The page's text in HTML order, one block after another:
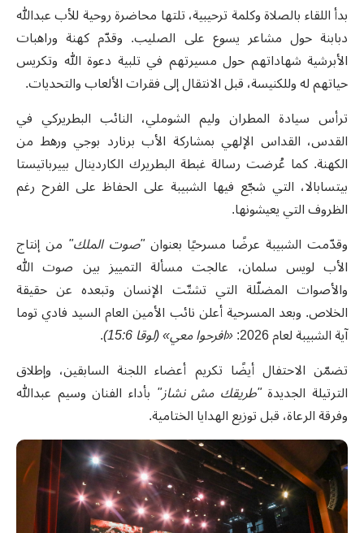
بدأ اللقاء بالصلاة وكلمة ترحيبية، تلتها محاضرة روحية للأب عبدالله
دبابنة حول مشاعر يسوع على الصليب. وقدّم كهنة وراهبات
الأبرشية شهاداتهم حول مسيرتهم في تلبية دعوة الله وتكريس
حياتهم له وللكنيسة، قبل الانتقال إلى فقرات الألعاب والتحديات.
ترأس سيادة المطران وليم الشوملي، النائب البطريركي في
القدس، القداس الإلهي بمشاركة الأب برنارد بوجي ورهط من
الكهنة. كما عُرضت رسالة غبطة البطريرك الكاردينال بييرباتيستا
بيتسابالا، التي شجّع فيها الشبيبة على الحفاظ على الفرح رغم
الظروف التي يعيشونها.
وقدّمت الشبيبة عرضًا مسرحيًا بعنوان"صوت الملك" من إنتاج
الأب لويس سلمان، عالجت مسألة التمييز بين صوت الله
والأصوات المضلّلة التي تشتّت الإنسان وتبعده عن حقيقة
الخلاص. وبعد المسرحية أعلن نائب الأمين العام السيد فادي توما
آية الشبيبة لعام 2026:
«افرحوا معي» (لوقا 15:6)
.
تضمّن الاحتفال أيضًا تكريم أعضاء اللجنة السابقين، وإطلاق
الترتيلة الجديدة"طريقك مش نشاز" بأداء الفنان وسيم عبدالله
وفرقة الرعاة، قبل توزيع الهدايا الختامية.